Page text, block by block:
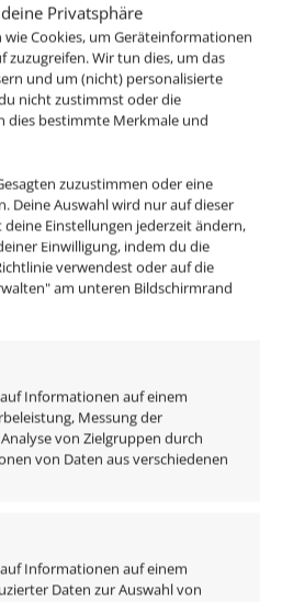
Privatsphäre
Cookies, um Geräteinformationen
Wir tun dies, um das
und um (nicht) personalisierte
nicht zustimmst oder die
dies bestimmte Merkmale und
zuzustimmen oder eine
Deine Auswahl wird nur auf dieser
Einstellungen jederzeit ändern,
Einwilligung, indem du die
verwendest oder auf die
am unteren Bildschirmrand
Informationen auf einem
Messung der
von Zielgruppen durch
von Daten aus verschiedenen
Informationen auf einem
Daten zur Auswahl von
Bad-Einbauleuchten welche
Aluminium & Glas
richtig gut aussehen. Auch
ist aus CNC-gefrästem
LED-Einbaustrahler
& modern aus, sondern
und sehr angenehmes Licht
auch den überdachten
80-90% weniger